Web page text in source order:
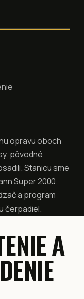
opravu oboch
pôvodné
Stanicu sme
Super 2000.
a program
čerpadiel.
A